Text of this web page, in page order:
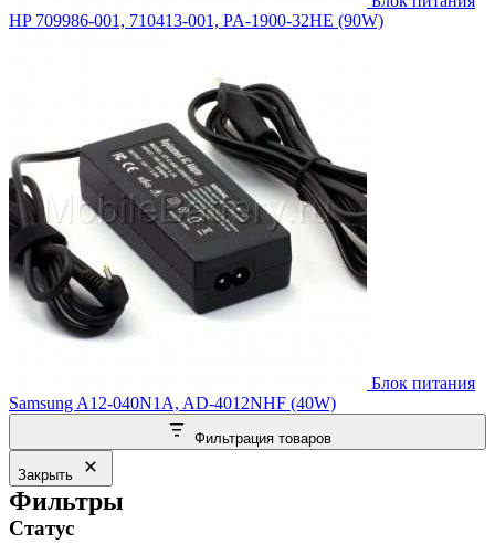
HP 709986-001, 710413-001, PA-1900-32HE (90W)
Блок питания
Samsung A12-040N1A, AD-4012NHF (40W)
Фильтрация товаров
Закрыть
Фильтры
Статус